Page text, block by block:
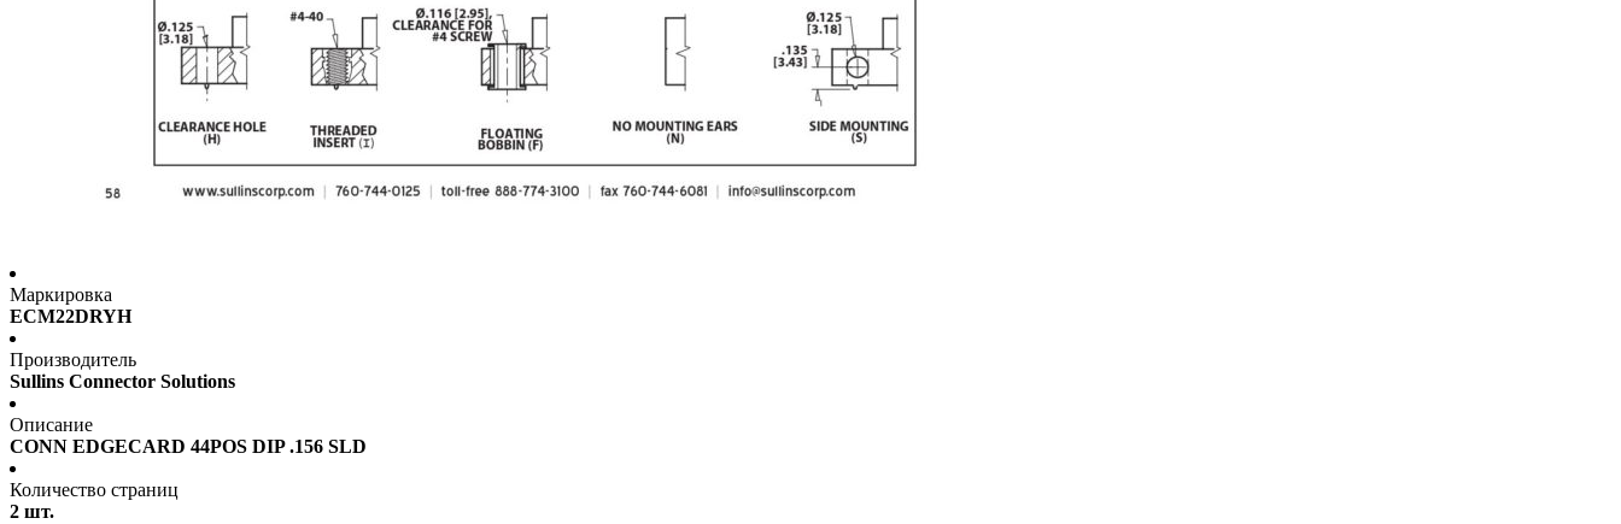
Маркировка
ECM22DRYH
Производитель
Sullins Connector Solutions
Описание
CONN EDGECARD 44POS DIP .156 SLD
Количество страниц
2 шт.